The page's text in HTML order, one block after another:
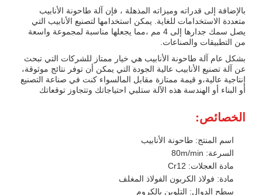
بالإضافة إلى قدراته وميزاته المذهلة ، فإن آلة طاحونة الأنابيب
متعددة الاستخدامات للغاية. يمكن استخدامها لتصنيع الأنابيب التي
يصل سمك جدارها إلى 4 مم ،مما يجعلها مناسبة لمجموعة واسعة
من التطبيقات والصناعات.
بشكل عام آلة طاحونة الأنابيب هي خيار ممتاز للشركات التي تبحث
عن آلة تصنيع الأنابيب عالية الجودة التي يمكن أن توفر نتائج موثوقة،
إنتاجية عالية،و قيمة ممتازة مقابل المالسواء كنت في صناعة التصنيع
أو البناء أو الهندسة هذه الآلة ستلبي احتياجاتك وتتجاوز توقعاتك
الخصائص:
اسم المنتج: طاحونة الأنابيب
السرعة: 80m/min
مادة العجلات: Cr12
مادة: فولاذ الكربون الفولاذ المغلف
سطح الدوال: التلوين بالكروم